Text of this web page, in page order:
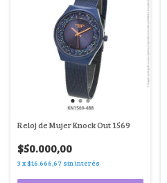
Reloj de Mujer Knock Out 1569
$50.000,00
3 x$16.666,67 sin interés